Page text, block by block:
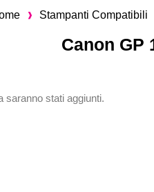
Stampanti Compatibili
Canon GP
saranno stati aggiunti.